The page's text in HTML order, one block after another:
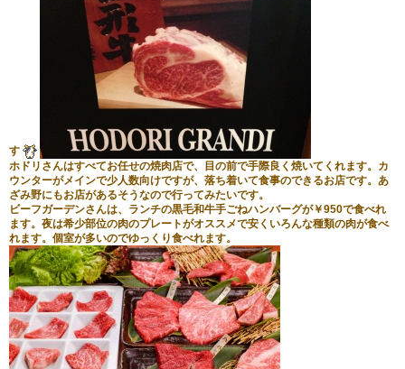
す
ホドリさんはすべてお任せの焼肉店で、目の前で手際良く焼いてくれます。カ
ウンターがメインで少人数向けですが、落ち着いて食事のできるお店です。あ
ざみ野にもお店があるそうなので行ってみたいです。
ビーフガーデンさんは、ランチの黒毛和牛手ごねハンバーグが￥950で食べれ
ます。夜は希少部位の肉のプレートがオススメで安くいろんな種類の肉が食べ
れます。個室が多いのでゆっくり食べれます。